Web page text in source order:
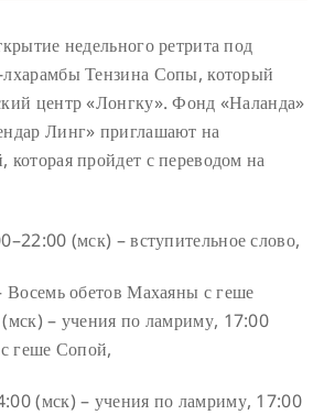
недельного ретрита под
лхарамбы Тензина Сопы, который
центр «Лонгку». Фонд «Наланда»
Линг» приглашают на
пройдет с переводом на
(мск) – вступительное слово,
Восемь обетов Махаяны с геше
– учения по ламриму, 17:00
геше Сопой,
(мск) – учения по ламриму, 17:00